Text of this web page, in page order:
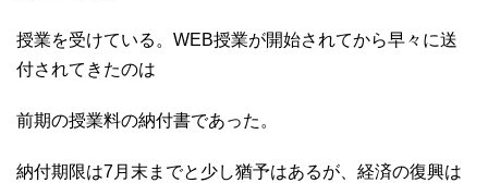
授業を受けている。WEB授業が開始されてから早々に送
付されてきたのは
前期の授業料の納付書であった。
納付期限は7月末までと少し猶予はあるが、経済の復興は